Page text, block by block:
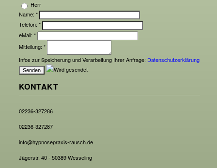
Herr
Name: *
Telefon: *
eMail: *
Mitteilung: *
Infos zur Speicherung und Verarbeitung Ihrer Anfrage: Datenschutzerklärung
KONTAKT
02236-327286
02236-327287
info@hypnosepraxis-rausch.de
Jägerstr. 40 - 50389 Wesseling